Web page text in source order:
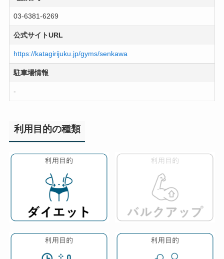
03-6381-6269
公式サイトURL
https://katagirijuku.jp/gyms/senkawa
駐車場情報
-
利用目的の種類